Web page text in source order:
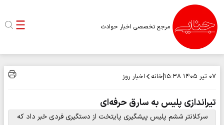
مرجع تخصصی اخبار حوادث
۰۷ تیر ۱۴۰۵ ۱۵:۳۸ خانه اخبار روز
تیراندازی پلیس به سارق حرفه‌ای
سرکلانتر ششم پلیس پیشگیری پایتخت از دستگیری فردی خبر داد که